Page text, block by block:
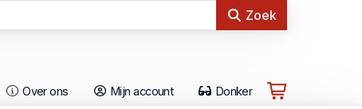
Zoek
Over ons Mijn account Donker